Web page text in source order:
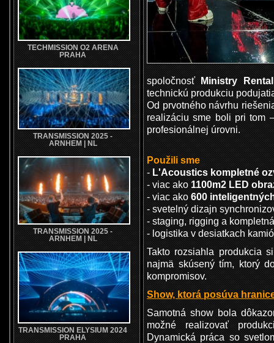
TECHMISSION O2 ARENA
PRAHA
TRANSMISSION 2025 -
ARNHEM | NL
TRANSMISSION 2025 -
ARNHEM | NL
TRANSMISSION ELYSIUM 2024
PRAHA
spoločnosťMinistry
technickú produkciu
Od prvotného návrhu
realizáciu sme boli pri tom
profesionálnej úrovni.
Použili sme
-L'Acoustics kompletné
- viac ako1100m2 LED
- viac ako600
- svetelný dizajn
- staging, rigging a
- logistika v desiatkach
Takto rozsiahla produkcia
najmä skúsený tím, ktorý
kompromisov.
Show, ktorá posúva
Samotná show bola
možné realizovať
Dynamická práca so